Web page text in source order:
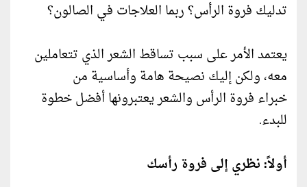
تدليك فروة الرأس؟ ربما العلاجات في الصالون؟
يعتمد الأمر على سبب تساقط الشعر الذي تتعاملين
معه، ولكن إليك نصيحة هامة وأساسية من
خبراء فروة الرأس والشعر يعتبرونها أفضل خطوة
للبدء.
أولاً: نظري إلى فروة رأسك